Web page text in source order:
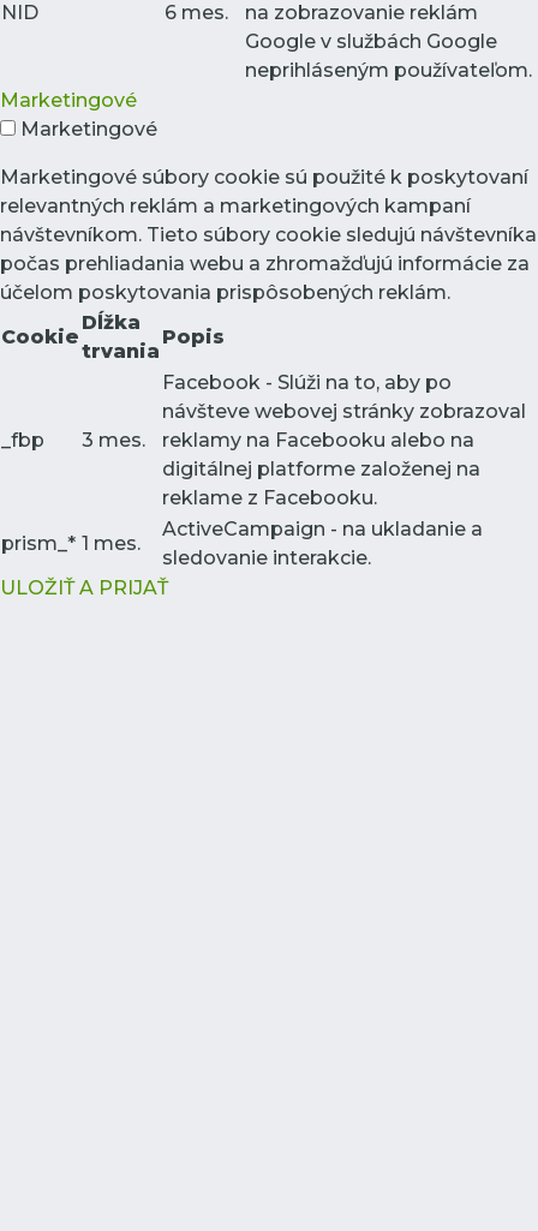
NID 6 mes.
na zobrazovanie reklám
Google v službách Google
neprihláseným používateľom.
Marketingové
Marketingové
Marketingové súbory cookie sú použité k poskytovaní
relevantných reklám a marketingových kampaní
návštevníkom. Tieto súbory cookie sledujú návštevníka
počas prehliadania webu a zhromažďujú informácie za
účelom poskytovania prispôsobených reklám.
Cookie
Dĺžka
trvania
Popis
_fbp 3 mes.
Facebook - Slúži na to, aby po
návšteve webovej stránky zobrazoval
reklamy na Facebooku alebo na
digitálnej platforme založenej na
reklame z Facebooku.
prism_* 1 mes.
ActiveCampaign - na ukladanie a
sledovanie interakcie.
ULOŽIŤ A PRIJAŤ